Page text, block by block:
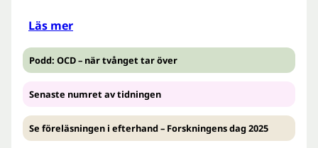
Läs mer
Podd: OCD – när tvånget tar över
Senaste numret av tidningen
Se föreläsningen i efterhand – Forskningens dag 2025